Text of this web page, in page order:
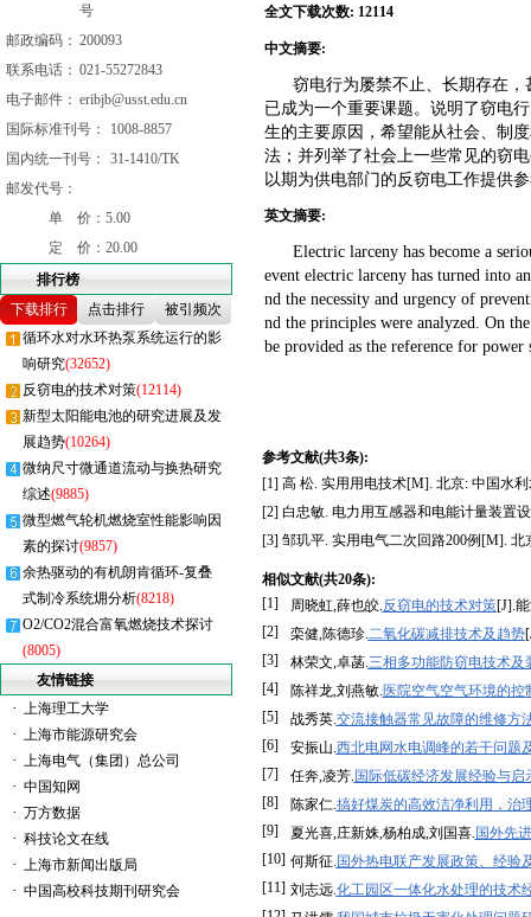
号
邮政编码： 200093
联系电话： 021-55272843
电子邮件： eribjb@usst.edu.cn
国际标准刊号：
1008-8857
国内统一刊号：
31-1410/TK
邮发代号：
单 价： 5.00
定 价： 20.00
排行榜
下载排行
点击排行
被引频次
循环水对水环热泵系统运行的影
响研究(32652)
反窃电的技术对策(12114)
新型太阳能电池的研究进展及发
展趋势(10264)
微纳尺寸微通道流动与换热研究
综述(9885)
微型燃气轮机燃烧室性能影响因
素的探讨(9857)
余热驱动的有机朗肯循环-复叠
式制冷系统㶲分析(8218)
O2/CO2混合富氧燃烧技术探讨
(8005)
友情链接
· 上海理工大学
· 上海市能源研究会
· 上海电气（集团）总公司
· 中国知网
· 万方数据
· 科技论文在线
· 上海市新闻出版局
· 中国高校科技期刊研究会
全文下载次数: 12114
中文摘要:
窃电行为屡禁不止、长期存在
已成为一个重要课题。说明了窃电
生的主要原因，希望能从社会、制
法；并列举了社会上一些常见的窃
以期为供电部门的反窃电工作提供
英文摘要:
Electric larceny has become a
event electric larceny has turned into
nd the necessity and urgency of
nd the principles were analyzed. On
be provided as the reference for
参考文献(共3条):
[1] 高 松. 实用用电技术[M]. 北京: 中国水利
[2] 白忠敏. 电力用互感器和电能计量装置
[3] 邹玑平. 实用电气二次回路200例[M]. 北
相似文献(共20条):
[1]
周晓虹,薛也皎.反窃电的技术对策[J].能
[2]
栾健,陈德珍.二氧化碳减排技术及趋势
[3]
林荣文,卓菡.三相多功能防窃电技术及
[4]
陈祥龙,刘燕敏. 医院空气空气环境的控
[5]
战秀英.交流接触器常见故障的维修方
[6]
安振山.西北电网水电调峰的若干问题
[7]
任奔,凌芳. 国际低碳经济发展经验与启
[8]
陈家仁.搞好煤炭的高效洁净利用，治
[9]
夏光喜,庄新姝,杨柏成,刘国喜. 国外先
[10] 何斯征. 国外热电联产发展政策、经验
[11] 刘志远.化工园区一体化水处理的技术